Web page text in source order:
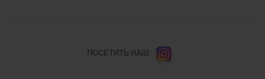
ПОСЕТИТЬ НАШ